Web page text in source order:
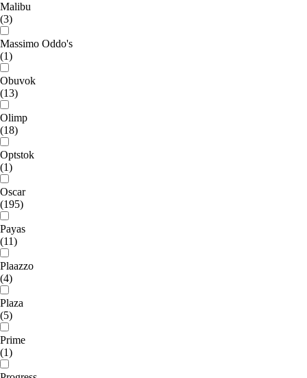
Malibu
(3)
Massimo Oddo's
(1)
Obuvok
(13)
Olimp
(18)
Optstok
(1)
Oscar
(195)
Payas
(11)
Plaazzo
(4)
Plaza
(5)
Prime
(1)